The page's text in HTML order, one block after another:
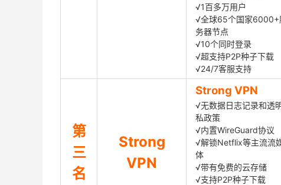
√1百多万用户
√全球65个国家6000+
务器节点
√10个同时登录
√超支持P2P种子下载
√24/7客服支持
第
三
名
Strong
VPN
Strong VPN
√无数据日志记录和透
私政策
√内置WireGuard协议
√解锁Netflix等主流流
体
√带有免费的云存储
√支持P2P种子下载